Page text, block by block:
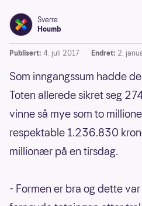
Sverre
Houmb
Publisert: 4. juli 2017 Endret: 2.
Som inngangssum hadde
Toten allerede sikret seg
vinne så mye som to
respektable 1.236.830
millionær på en tirsdag.
- Formen er bra og dette